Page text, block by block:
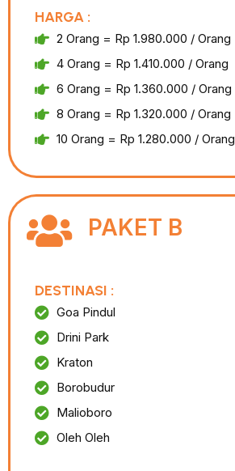
HARGA :
2 Orang = Rp 1.980.000 / Orang
4 Orang = Rp 1.410.000 / Orang
6 Orang = Rp 1.360.000 / Orang
8 Orang = Rp 1.320.000 / Orang
10 Orang = Rp 1.280.000 / Orang
PAKET B
DESTINASI :
Goa Pindul
Drini Park
Kraton
Borobudur
Malioboro
Oleh Oleh